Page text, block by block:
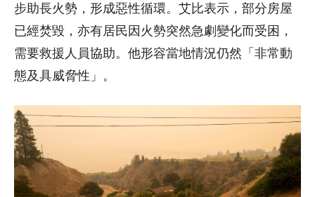
步助長火勢，形成惡性循環。艾比表示，部分房屋
已經焚毀，亦有居民因火勢突然急劇變化而受困，
需要救援人員協助。他形容當地情況仍然「非常動
態及具威脅性」。